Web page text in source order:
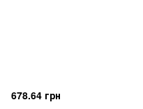
678.64 грн